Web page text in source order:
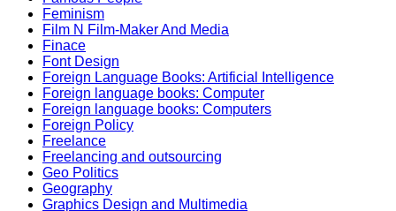
Feminism
Film N Film-Maker And Media
Finace
Font Design
Foreign Language Books: Artificial Intelligence
Foreign language books: Computer
Foreign language books: Computers
Foreign Policy
Freelance
Freelancing and outsourcing
Geo Politics
Geography
Graphics Design and Multimedia